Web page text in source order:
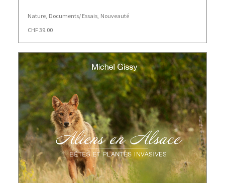
Nature, Documents/ Essais, Nouveauté
CHF39.00